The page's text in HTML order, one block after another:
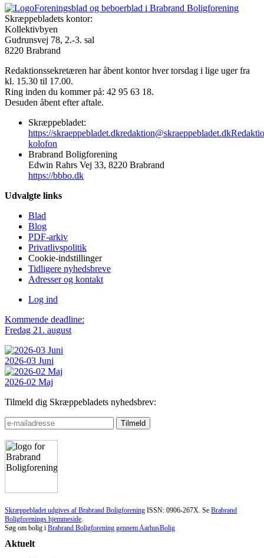
Foreningsblad og beboerblad i Brabrand Boligforening
Skræppebladets kontor:
Kollektivbyen
Gudrunsvej 78, 2.-3. sal
8220 Brabrand
Redaktionssekretæren har åbent kontor hver torsdag i lige uger fra
kl. 15.30 til 17.00.
Ring inden du kommer på: 42 95 63 18.
Desuden åbent efter aftale.
Skræppebladet:
https://skraeppebladet.dkredaktion@skraeppebladet.dk
kolofon
Brabrand Boligforening
Edwin Rahrs Vej 33, 8220 Brabrand
https://bbbo.dk
Udvalgte links
Blad
Blog
PDF-arkiv
Privatlivspolitik
Cookie-indstillinger
Tidligere nyhedsbreve
Adresser og kontakt
Log ind
Kommende deadline:
Fredag 21. august
2026-03 Juni
2026-02 Maj
Tilmeld dig Skræppebladets nyhedsbrev:
Skræppebladet udgives af Brabrand Boligforening ISSN: 0906-267X. Se Brabrand
Boligforenings hjemmeside.
Søg om bolig i Brabrand Boligforening gennem AarhusBolig
Aktuelt